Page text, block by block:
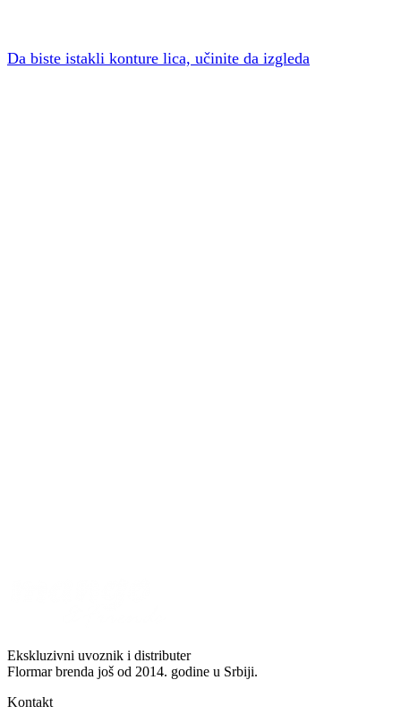
Da biste istakli konture lica, učinite da izgleda
Ekskluzivni uvoznik i distributer
Flormar brenda još od 2014. godine u Srbiji.
Kontakt